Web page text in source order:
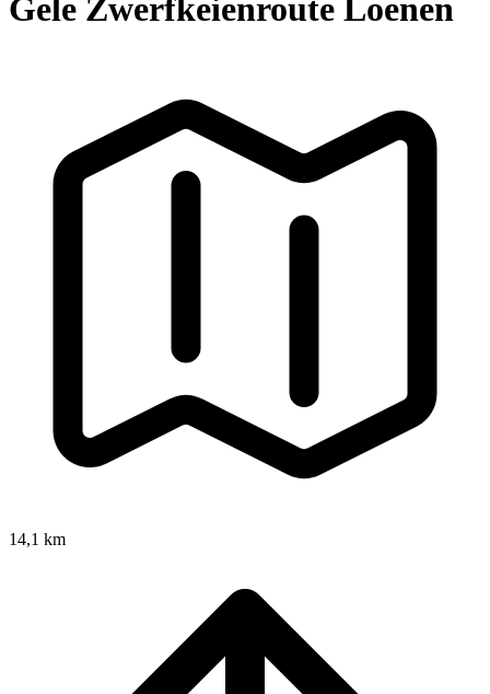
Gele Zwerfkeienroute Loenen
14,1 km